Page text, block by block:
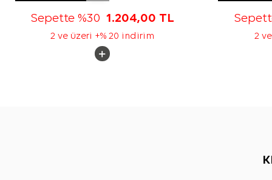
Sepette %30 1.204,00 TL
2 ve üzeri +% 20 indirim 2